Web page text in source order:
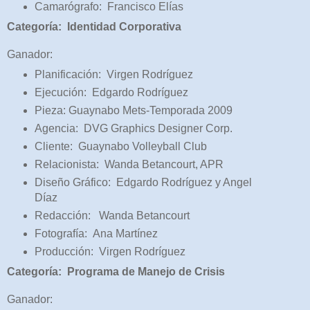
Camarógrafo: Francisco Elías
Categoría: Identidad Corporativa
Ganador:
Planificación: Virgen Rodríguez
Ejecución: Edgardo Rodríguez
Pieza: Guaynabo Mets-Temporada 2009
Agencia: DVG Graphics Designer Corp.
Cliente: Guaynabo Volleyball Club
Relacionista: Wanda Betancourt, APR
Diseño Gráfico: Edgardo Rodríguez y Angel
Díaz
Redacción: Wanda Betancourt
Fotografía: Ana Martínez
Producción: Virgen Rodríguez
Categoría: Programa de Manejo de Crisis
Ganador: